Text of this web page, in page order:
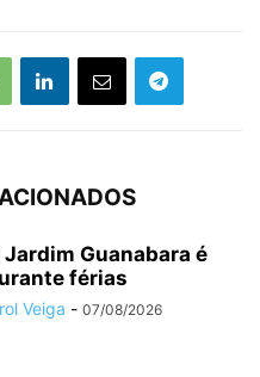
Jardim Guanabara é
férias
Veiga - 07/08/2026